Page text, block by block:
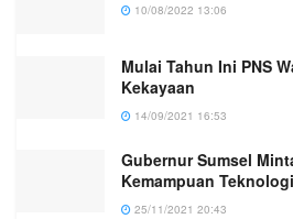
10/08/2022 13:06
Mulai Tahun Ini PNS
Kekayaan
14/09/2021 16:53
Gubernur Sumsel
Kemampuan
25/11/2021 20:43